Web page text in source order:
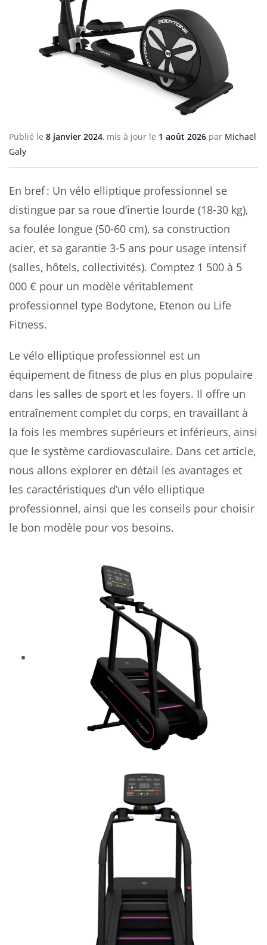
Publié le 8 janvier 2024, mis à jour le 1 août 2026 par Michaël
Galy
En bref : Un vélo elliptique professionnel se
distingue par sa roue d’inertie lourde (18-30 kg),
sa foulée longue (50-60 cm), sa construction
acier, et sa garantie 3-5 ans pour usage intensif
(salles, hôtels, collectivités). Comptez 1 500 à 5
000 € pour un modèle véritablement
professionnel type Bodytone, Etenon ou Life
Fitness.
Le vélo elliptique professionnel est un
équipement de fitness de plus en plus populaire
dans les salles de sport et les foyers. Il offre un
entraînement complet du corps, en travaillant à
la fois les membres supérieurs et inférieurs, ainsi
que le système cardiovasculaire. Dans cet article,
nous allons explorer en détail les avantages et
les caractéristiques d’un vélo elliptique
professionnel, ainsi que les conseils pour choisir
le bon modèle pour vos besoins.